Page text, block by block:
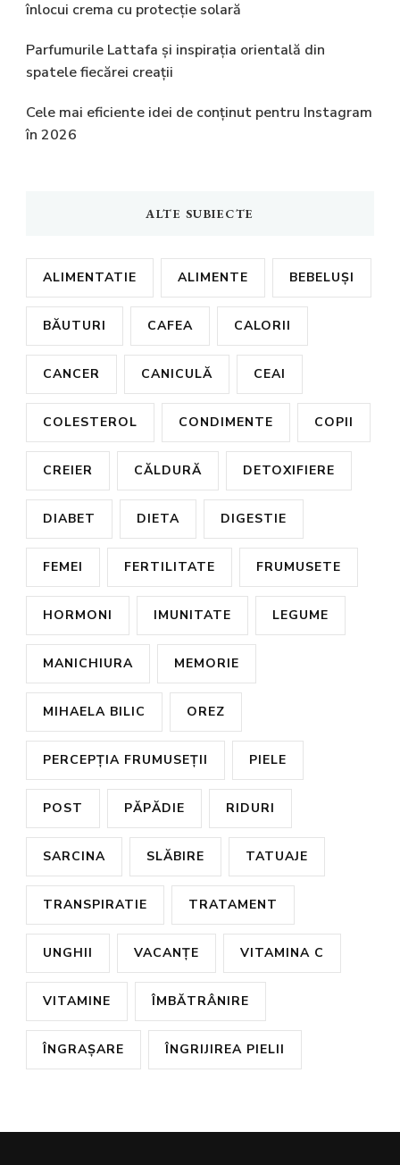
înlocui crema cu protecție solară
Parfumurile Lattafa și inspirația orientală din
spatele fiecărei creații
Cele mai eficiente idei de conținut pentru Instagram
în 2026
ALTE SUBIECTE
ALIMENTATIE ALIMENTE BEBELUȘI
BĂUTURI CAFEA CALORII
CANCER CANICULĂ CEAI
COLESTEROL CONDIMENTE COPII
CREIER CĂLDURĂ DETOXIFIERE
DIABET DIETA DIGESTIE
FEMEI FERTILITATE FRUMUSETE
HORMONI IMUNITATE LEGUME
MANICHIURA MEMORIE
MIHAELA BILIC OREZ
PERCEPȚIA FRUMUSEȚII PIELE
POST PĂPĂDIE RIDURI
SARCINA SLĂBIRE TATUAJE
TRANSPIRATIE TRATAMENT
UNGHII VACANȚE VITAMINA C
VITAMINE ÎMBĂTRÂNIRE
ÎNGRAȘARE ÎNGRIJIREA PIELII